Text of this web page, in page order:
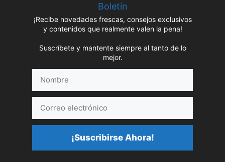
Boletín
¡Recibe novedades frescas, consejos exclusivos
y contenidos que realmente valen la pena!
Suscríbete y mantente siempre al tanto de lo
mejor.
electrónico
¡Suscribirse Ahora!